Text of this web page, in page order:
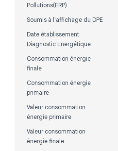
Pollutions(ERP)
Soumis à l'affichage du DPE
Date établissement
Diagnostic Energétique
Consommation énergie
finale
Consommation énergie
primaire
Valeur consommation
énergie primaire
Valeur consommation
énergie finale